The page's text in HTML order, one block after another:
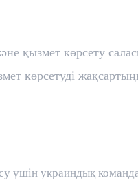
қызмет көрсету
көрсетуді
үшін украиндық